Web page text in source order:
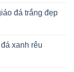
đá trắng đẹp
xanh rêu